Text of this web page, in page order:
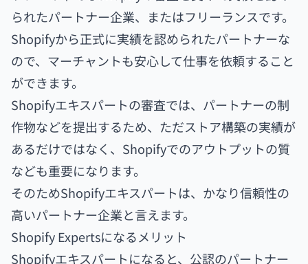
られたパートナー企業、またはフリーランスです。
Shopifyから正式に実績を認められたパートナーな
ので、マーチャントも安心して仕事を依頼すること
ができます。
Shopifyエキスパートの審査では、パートナーの制
作物などを提出するため、ただストア構築の実績が
あるだけではなく、Shopifyでのアウトプットの質
なども重要になります。
そのためShopifyエキスパートは、かなり信頼性の
高いパートナー企業と言えます。
Shopify Expertsになるメリット
Shopifyエキスパートになると、公認のパートナー